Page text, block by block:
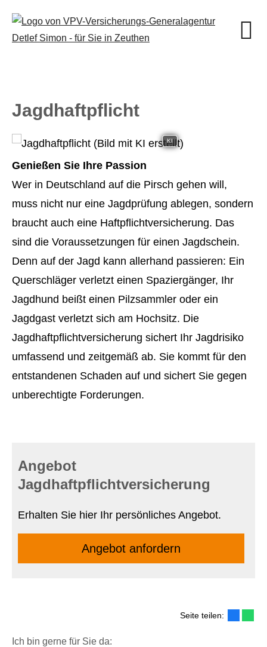
Jagdhaftpflicht
KI
Genießen Sie Ihre Passion
Wer in Deutschland auf die Pirsch gehen will,
muss nicht nur eine Jagdprüfung ablegen, sondern
braucht auch eine Haft­pflichtversicherung. Das
sind die Voraussetzungen für einen Jagdschein.
Denn auf der Jagd kann allerhand passieren: Ein
Querschläger verletzt einen Spaziergänger, Ihr
Jagdhund beißt einen Pilzsammler oder ein
Jagdgast verletzt sich am Hochsitz. Die
Jagdhaftpflichtversicherung sichert Ihr Jagdrisiko
umfassend und zeitgemäß ab. Sie kommt für den
entstandenen Schaden auf und sichert Sie gegen
unberechtigte Forderungen.
Angebot
Jagdhaftpflichtversicherung
Erhalten Sie hier Ihr persönliches Angebot.
An­ge­bot an­for­dern
Seite teilen:
Ich bin gerne für Sie da: